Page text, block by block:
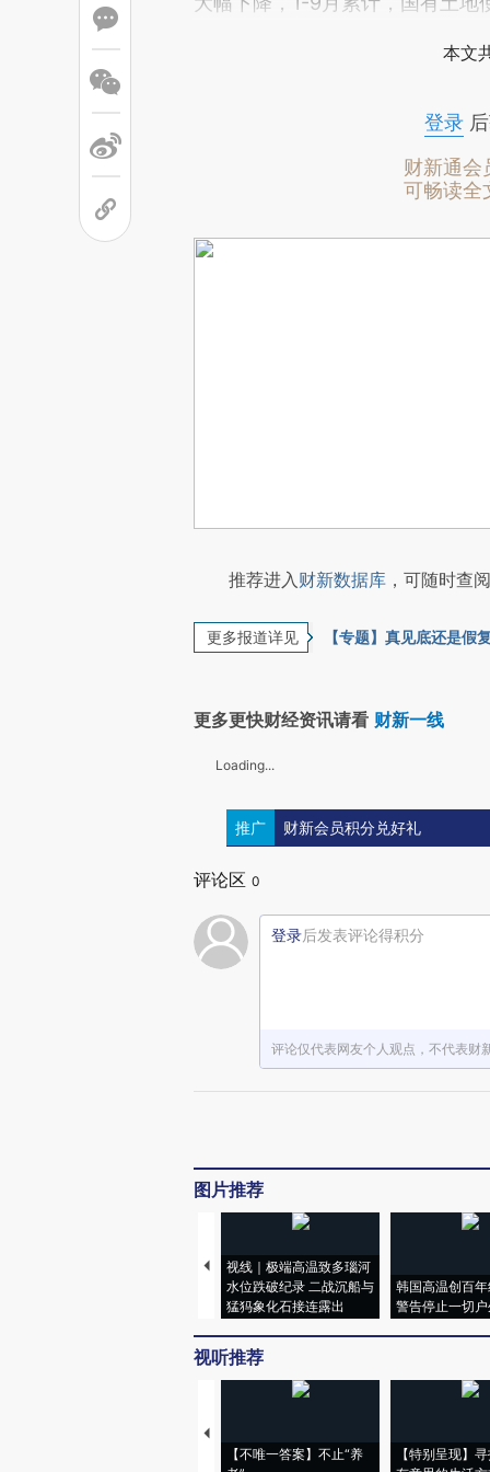
本文
登录后
财新通会
可畅读全
推荐进入财新数据库 ，可随时查
更多报道详见 【专题】真见底还是假
更多更快财经资讯请看 财新一线
Loading...
推广 财新会员积分兑好礼
评论区 0
登录后发表评论得积分
评论仅代表网友个人观点，不代表财
图片推荐
视线｜极端高温致多瑙河
水位跌破纪录 二战沉船与
猛犸象化石接连露出
韩国高温创百
警告停止一切
视听推荐
【不唯一答案】不止“养
【特别呈现】